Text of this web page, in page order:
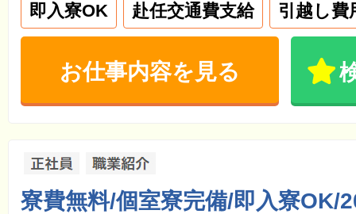
即入寮OK 赴任交通費支給 引越し費
お仕事内容を見る
寮費無料/個室寮完備/即入寮OK/